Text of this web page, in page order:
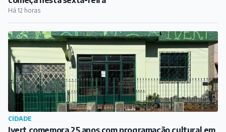
Há 12 horas
CIDADE
Ivert comemora 25 anos com programação cultural em